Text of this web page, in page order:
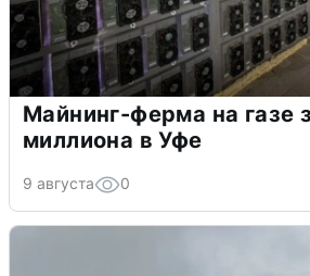
Майнинг-ферма на газе
миллиона в Уфе
9 августа 0